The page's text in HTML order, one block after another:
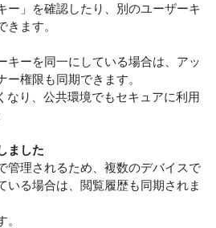
ー」を確認したり、別のユーザーキ
きます。
キーを同一にしている場合は、アッ
権限も同期できます。
なり、公共環境でもセキュアに利用
ました
管理されるため、複数のデバイスで
いる場合は、閲覧履歴も同期されま